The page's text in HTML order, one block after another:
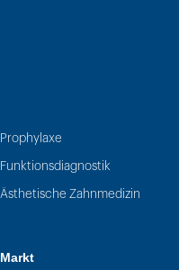
Prophylaxe
Funktionsdiagnostik
Ästhetische Zahnmedizin
Markt